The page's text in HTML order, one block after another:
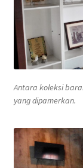
Antara koleksi
yang dipamerkan.